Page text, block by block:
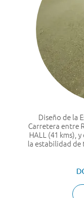
Diseño de la
Carretera entre
HALL (41 kms),
la estabilidad de